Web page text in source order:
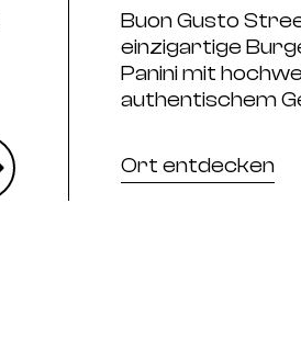
Buon Gusto
einzigartige
Panini mit
authentischem
Ort entdecken